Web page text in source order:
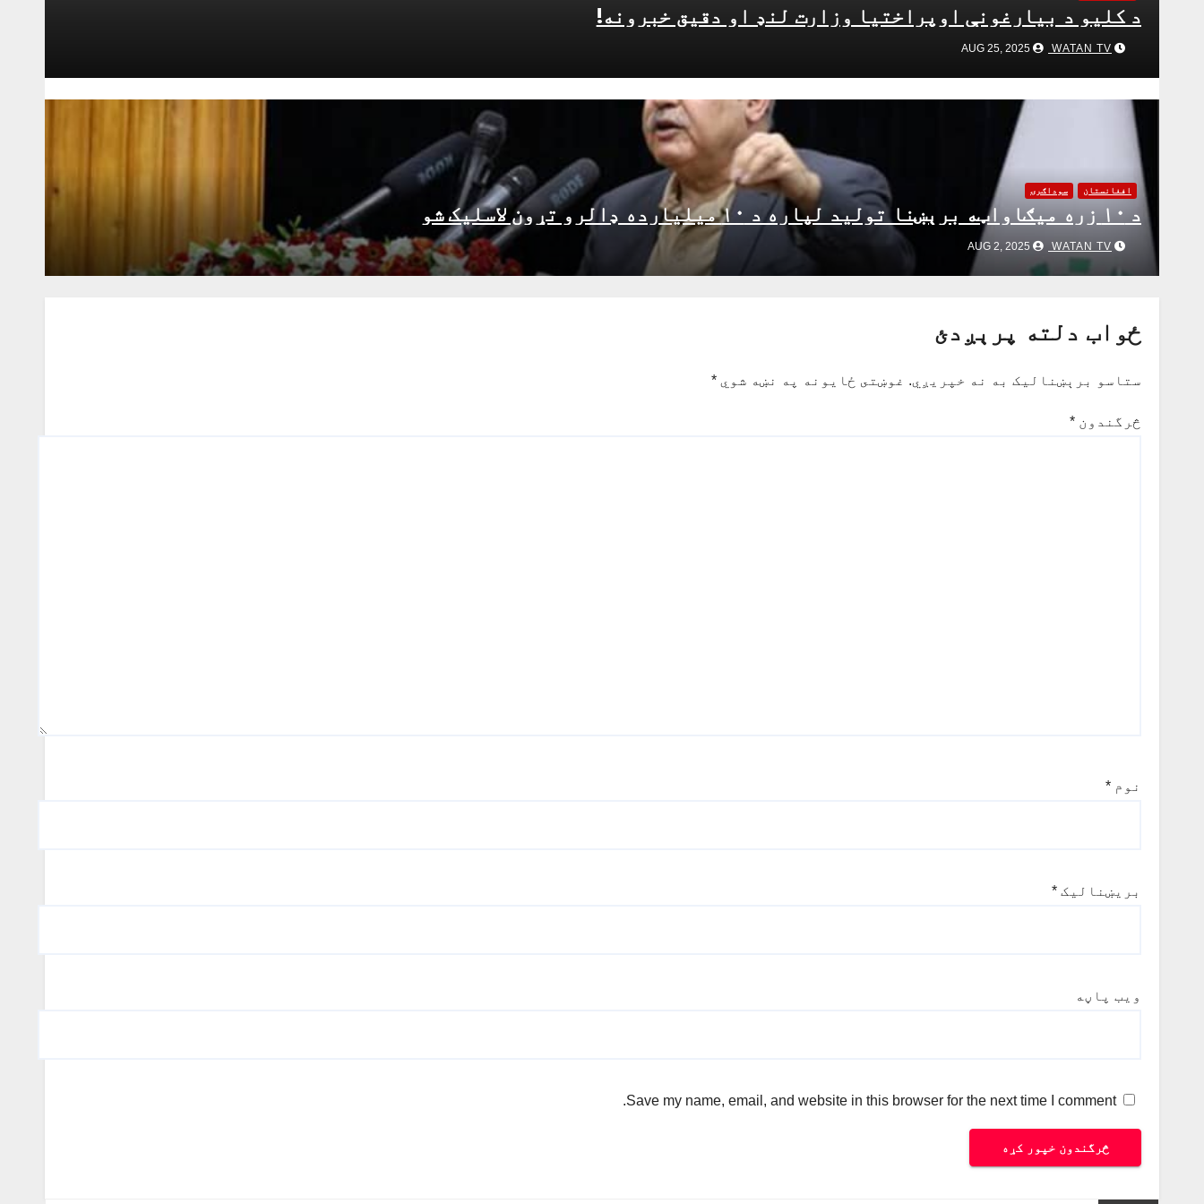
د کلیو د بیارغونې اوپراختیا وزارت لنډ او دقیق خبرونه!
WATAN TV
افغانستان سوداګرۍ
د ۱۰ زره میګاواټه برېښنا تولید لپاره د ۱۰ میلیارده ډالرو تړون لاسلیک شو
WATAN TV
ځواب دلته پرېږدئ
ستاسو برېښناليک به نه خپريږي. غوښتى ځایونه په نښه شوي *
څرگندون *
نوم *
بریښنالیک *
ویب پاڼه
Save my name, email, and website in this browser for the next time I comment.